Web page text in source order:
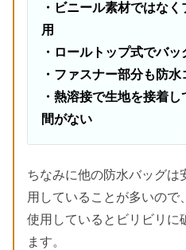
・ビニール素材ではな
用
・ロールトップ式でバ
・ファスナー部分も防
・熱溶接で生地を接着
間がない
ちなみに他の防水バッグは
用していることが多いので
使用しているとビリビリに
ます。